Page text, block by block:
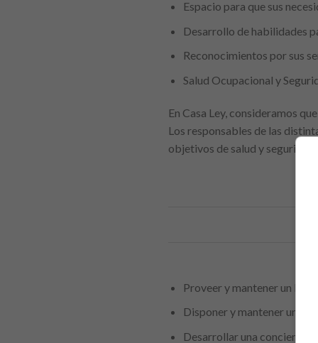
Espacio para que sus
Desarrollo de habilidades
Reconocimientos por sus
Salud Ocupacional y
En Casa Ley, consideramos
Los responsables de las
objetivos de salud y seguridad:
Proveer y mantener un
Disponer y mantener un
Desarrollar una conciencia